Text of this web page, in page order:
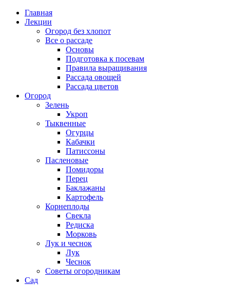
Главная
Лекции
Огород без хлопот
Все о рассаде
Основы
Подготовка к посевам
Правила выращивания
Рассада овощей
Рассада цветов
Огород
Зелень
Укроп
Тыквенные
Огурцы
Кабачки
Патиссоны
Пасленовые
Помидоры
Перец
Баклажаны
Картофель
Корнеплоды
Свекла
Редиска
Морковь
Лук и чеснок
Лук
Чеснок
Советы огородникам
Сад